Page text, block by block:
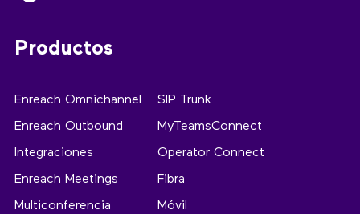
Productos
Enreach Omnichannel
Enreach Outbound
Integraciones
Enreach Meetings
Multiconferencia
SIP Trunk
MyTeamsConnect
Operator Connect
Fibra
Móvil